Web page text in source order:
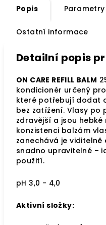
Popis Parametry
Ostatní informace
Detailní popis
ON CARE REFILL BALM
kondicionér určený
které potřebují dodat
bez zatížení. Vlasy po
zdravější a jsou
konzistenci balzám
zanechává je viditelně
snadno upravitelné –
použití.
pH 3,0 - 4,0
Aktivní složky: